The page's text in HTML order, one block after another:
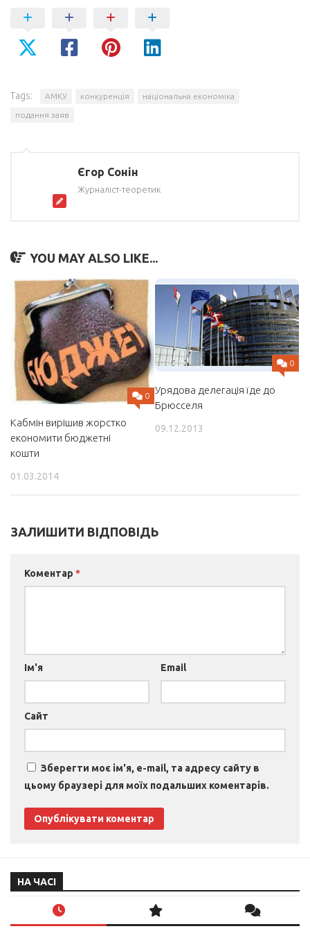
Tags: АМКУ конкуренція національна економіка
подання заяв
Єгор Сонін
Журналіст-теоретик
YOU MAY ALSO LIKE...
0
Кабмін вирішив жорстко
економити бюджетні
кошти
01.03.2014
0
Урядова делегація їде до
Брюсселя
09.12.2013
ЗАЛИШИТИ ВІДПОВІДЬ
Коментар *
Ім'я Email
Сайт
Зберегти моє ім'я, e-mail, та адресу сайту в
цьому браузері для моїх подальших коментарів.
НА ЧАСІ